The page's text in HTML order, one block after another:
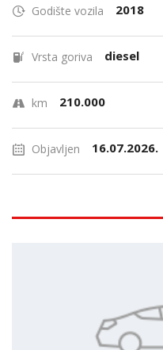
Godište vozila 2018
Vrsta goriva diesel
km 210.000
Objavljen 16.07.2026.